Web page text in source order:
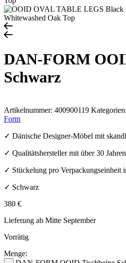
DAN-FORM
Schwarz
Artikelnummer: 400900119 Kategorien:
Form
✓ Dänische Designer-Möbel mit
✓ Qualitätshersteller mit über 30
✓ Stückelung pro Verpackungseinheit
✓ Schwarz
380 €
Lieferung ab Mitte September
Vorrätig
Menge: